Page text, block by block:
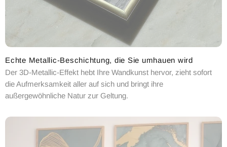
Echte Metallic-Beschichtung, die Sie umhauen wird
Der 3D-Metallic-Effekt hebt Ihre Wandkunst hervor, zieht sofort
die Aufmerksamkeit aller auf sich und bringt ihre
außergewöhnliche Natur zur Geltung.